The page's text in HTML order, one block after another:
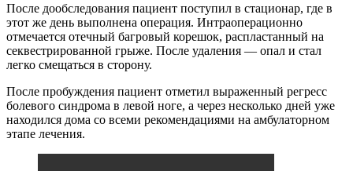
После дообследования пациент поступил в стационар, где в
этот же день выполнена операция. Интраоперационно
отмечается отечный багровый корешок, распластанный на
секвестрированной грыже. После удаления — опал и стал
легко смещаться в сторону.
После пробуждения пациент отметил выраженный регресс
болевого синдрома в левой ноге, а через несколько дней уже
находился дома со всеми рекомендациями на амбулаторном
этапе лечения.